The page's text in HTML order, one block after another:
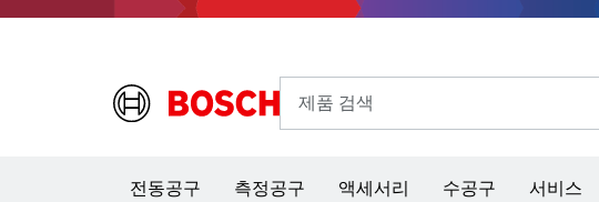
제품 검색
전동공구 측정공구 액세서리 수공구 서비스